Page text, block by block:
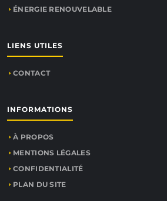
ÉNERGIE RENOUVELABLE
LIENS UTILES
CONTACT
INFORMATIONS
À PROPOS
MENTIONS LÉGALES
CONFIDENTIALITÉ
PLAN DU SITE